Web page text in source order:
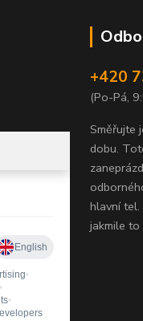
+420
(Po-Pá,
Směřujte
dobu.
hlavní tel.
jakmile to